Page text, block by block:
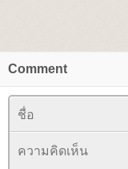
Comment